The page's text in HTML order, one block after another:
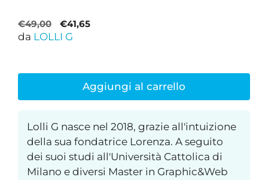
€49,00
Il
prezzo
€49,00.
€41,65Il
€41,65.
da LOLLI G
Aggiungi al carrello
Lolli G nasce nel 2018, grazie all'intuizione
della sua fondatrice Lorenza. A seguito
dei suoi studi all'Università Cattolica di
Milano e diversi Master in Graphic&Web